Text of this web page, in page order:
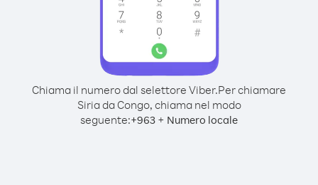
Chiama il numero dal selettore Viber.Per chiamare
Siria da Congo, chiama nel modo
seguente:+963 + Numero locale